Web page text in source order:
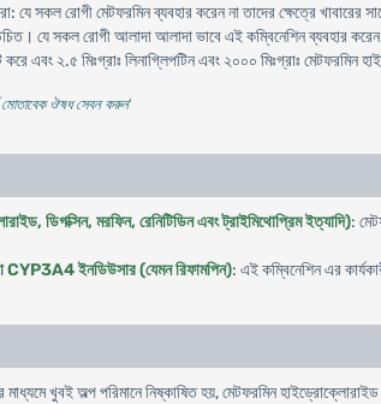
যে সকল রোগী মেটফরমিন ব্যবহার করেন না তাদের ক্ষেত্রে খাবারের
যে সকল রোগী আলাদা আলাদা ভাবে এই কম্বিনেশিন ব্যবহার
করে এবং ২.৫ মিঃগ্রাঃ লিনাগ্লিপটিন এবং ২০০০ মিঃগ্রাঃ মেটফরমিন
মোতাবেক ঔষধ সেবন করুন'
ডিগক্সিন, মরফিন, রেনিটিডিন এবং ট্রাইমিথোপ্রিম ইত্যাদি):
ইনডিউসার (যেমন রিফামপিন): এই কম্বিনেশিন এর
মাধ্যমে খুবই অল্প পরিমানে নিষ্কাষিত হয়, মেটফরমিন